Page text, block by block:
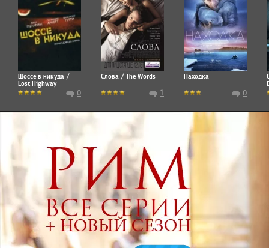
Шоссе в никуда /
Lost Highway
0
Слова / The Words
1
Находка
0